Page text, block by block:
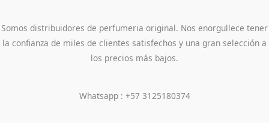
Somos distribuidores de perfumeria original. Nos enorgullece tener
la confianza de miles de clientes satisfechos y una gran selección a
los precios más bajos.
Whatsapp : +57 3125180374